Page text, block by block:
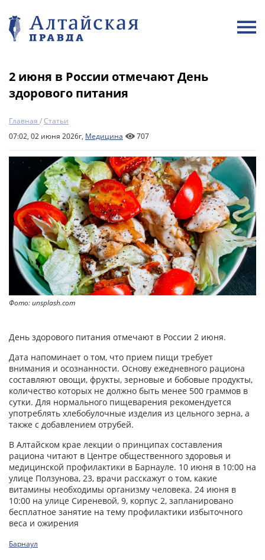
2 июня в России отмечают День
здорового питания
Главная /Статьи
07:02, 02 июня 2026г, Медицина 707
Фото: unsplash.com
День здорового питания отмечают в России 2 июня.
Дата напоминает о том, что прием пищи требует
внимания и осознанности. Основу ежедневного рациона
составляют овощи, фрукты, зерновые и бобовые продукты,
количество которых не должно быть менее 500 граммов в
сутки. Для нормального пищеварения рекомендуется
употреблять хлебобулочные изделия из цельного зерна, а
также с добавлением отрубей.
В Алтайском крае лекции о принципах составления
рациона читают в Центре общественного здоровья и
медицинской профилактики в Барнауле. 10 июня в 10:00 на
улице Ползунова, 23, врачи расскажут о том, какие
витамины необходимы организму человека. 24 июня в
10:00 на улице Сиреневой, 9, корпус 2, запланировано
бесплатное занятие на тему профилактики избыточного
веса и ожирения
Барнаул